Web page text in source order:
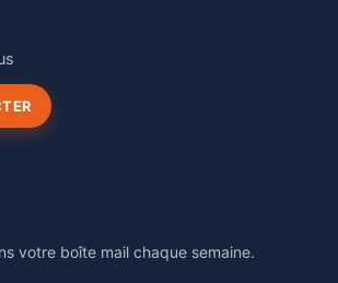
votre boîte mail chaque semaine.